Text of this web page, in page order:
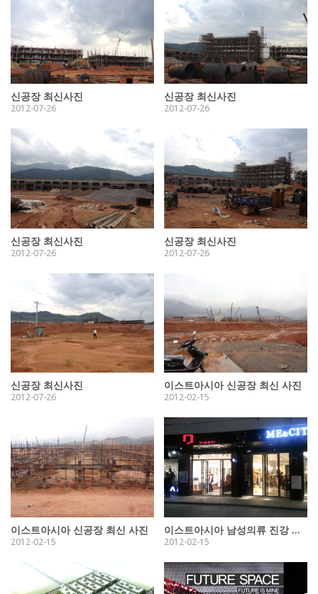
신공장 최신사진
2012-07-26
신공장 최신사진
2012-07-26
신공장 최신사진
2012-07-26
신공장 최신사진
2012-07-26
신공장 최신사진
2012-07-26
이스트아시아 신공장 최신 사진
2012-02-15
이스트아시아 신공장 최신 사진
2012-02-15
이스트아시아 남성의류 진강 매장 최신 사진
2012-02-15